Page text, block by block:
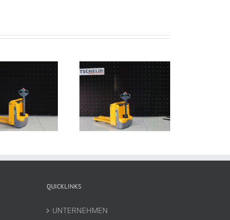
EJE 225 – EHW 192
ERE 225 f. P. – EK
369
QUICKLINKS
UNTERNEHMEN